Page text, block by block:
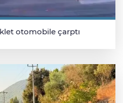
otomobile çarptı